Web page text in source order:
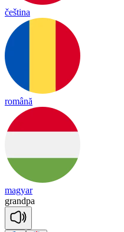
čeština
română
magyar
grandpa